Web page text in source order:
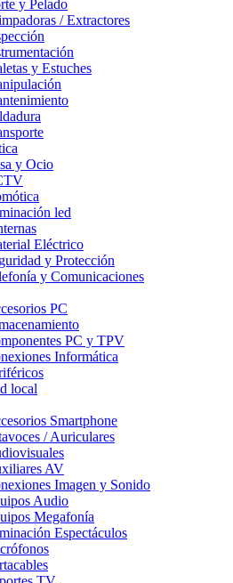
y Pelado
/ Extractores
y Estuches
y Ocio
led
Eléctrico
y Protección
y Comunicaciones
PC
PC y TPV
Informática
local
Smartphone
/ Auriculares
AV
Imagen y Sonido
Audio
Megafonía
Espectáculos